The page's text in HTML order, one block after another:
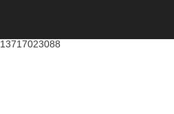
13717023088